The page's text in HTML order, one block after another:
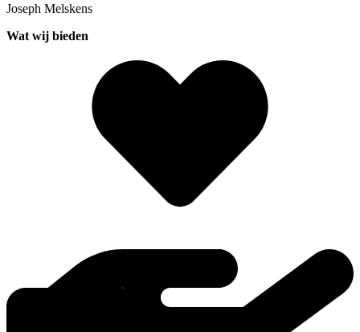
Joseph Melskens
Wat wij bieden